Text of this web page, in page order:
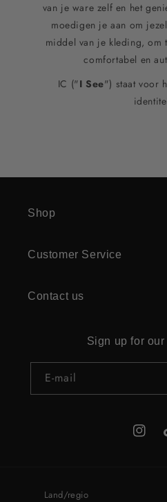
van je ware zelf en het
moedigen je aan om
middel van je kleding, om
comfortabel en
IC ("I See") staat voor
Shop
Customer Service
Contact us
Sign up for
E‑mail
Land/regio